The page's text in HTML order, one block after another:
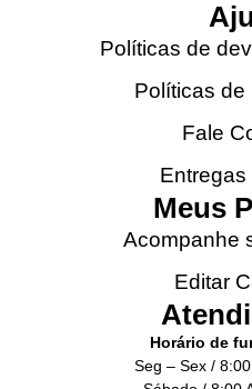
Políticas de
Políticas de
Fale
Entregas
Meus
Acompanhe
Editar
Horário de
Seg – Sex /